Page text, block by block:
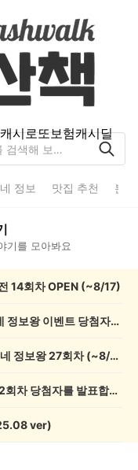
캐시로또보험캐시딜
정보 맛집 추천 분
기를 모아봐요
14회차 OPEN (~8/17)
💰[당첨자 발표] 26회차 우리 동네 정보왕 이벤트 당첨자를 발표합니다!
💸 전원 2,000캐시 지급! 우리 동네 정보왕 27회차 (~8/10)
💰[당첨자 발표] 우리 동네 썰전 12회차 당첨자를 발표합니다!
ver)